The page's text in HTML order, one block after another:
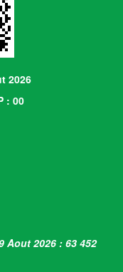
2026
: 00
Aout 2026 : 63 452